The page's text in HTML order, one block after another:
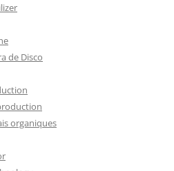
de Disco
organiques